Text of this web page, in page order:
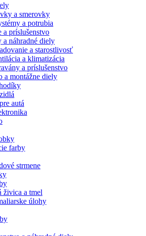
a smerovky
a potrubia
a príslušenstvo
náhradné diely
a starostlivosť
a klimatizácia
a príslušenstvo
a montážne diely
autá
farby
strmene
živica a tmel
úlohy